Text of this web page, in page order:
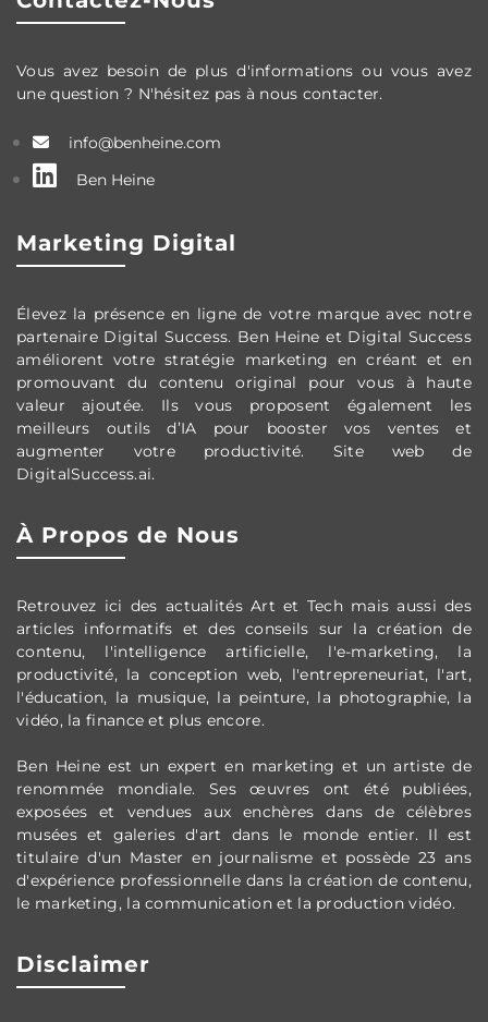
Vous avez besoin de plus d'informations ou vous avez
une question ? N'hésitez pas à nous contacter.
info@benheine.com
Ben Heine
Marketing Digital
Élevez la présence en ligne de votre marque avec notre
partenaire Digital Success. Ben Heine et Digital Success
améliorent votre stratégie marketing en créant et en
promouvant du contenu original pour vous à haute
valeur ajoutée. Ils vous proposent également les
meilleurs outils d’IA pour booster vos ventes et
augmenter votre productivité. Site web de
DigitalSuccess.ai.
À Propos de Nous
Retrouvez ici des actualités Art et Tech mais aussi des
articles informatifs et des conseils sur la création de
contenu, l'intelligence artificielle, l'e-marketing, la
productivité, la conception web, l'entrepreneuriat, l'art,
l'éducation, la musique, la peinture, la photographie, la
vidéo, la finance et plus encore.
Ben Heine est un expert en marketing et un artiste de
renommée mondiale. Ses œuvres ont été publiées,
exposées et vendues aux enchères dans de célèbres
musées et galeries d'art dans le monde entier. Il est
titulaire d'un Master en journalisme et possède 23 ans
d'expérience professionnelle dans la création de contenu,
le marketing, la communication et la production vidéo.
Disclaimer